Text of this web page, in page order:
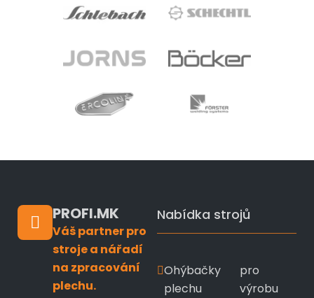
PROFI.MK
Váš partner pro
stroje a nářadí
na zpracování
plechu.
Nabídka strojů
Ohýbačky
plechu
pro
výrobu